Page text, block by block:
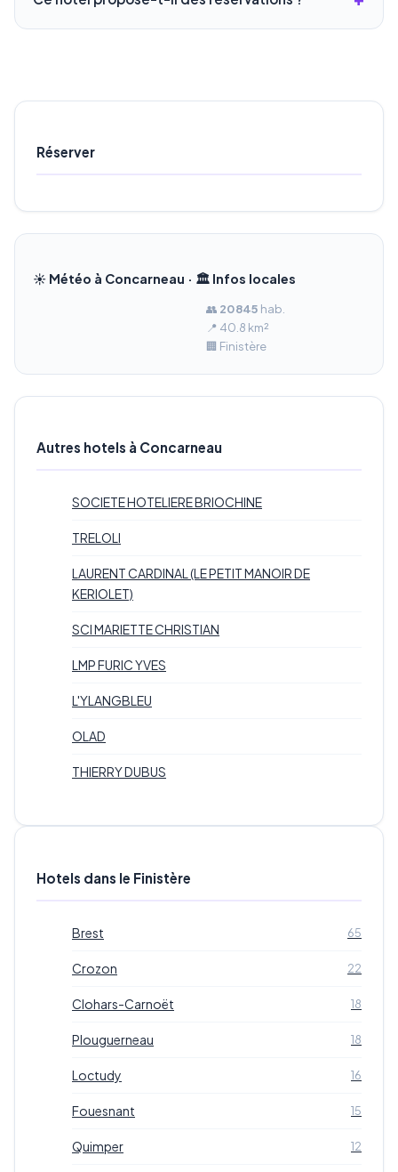
Réserver
☀️ Météo à Concarneau · 🏛️ Infos locales
👥 20 845 hab.
📍 40.8 km²
🏢 Finistère
Autres hotels à Concarneau
SOCIETE HOTELIERE BRIOCHINE
TRELOLI
LAURENT CARDINAL (LE PETIT MANOIR DE
KERIOLET)
SCI MARIETTE CHRISTIAN
LMP FURIC YVES
L'YLANGBLEU
OLAD
THIERRY DUBUS
Hotels dans le Finistère
Brest 65
Crozon 22
Clohars-Carnoët 18
Plouguerneau 18
Loctudy 16
Fouesnant 15
Quimper 12